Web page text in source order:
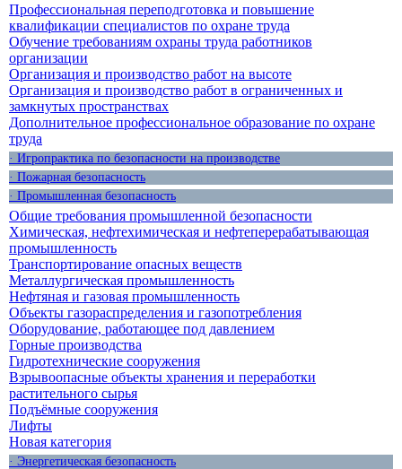
Профессиональная переподготовка и повышение
квалификации специалистов по охране труда
Обучение требованиям охраны труда работников
организации
Организация и производство работ на высоте
Организация и производство работ в ограниченных и
замкнутых пространствах
Дополнительное профессиональное образование по охране
труда
· Игропрактика по безопасности на производстве
· Пожарная безопасность
· Промышленная безопасность
Общие требования промышленной безопасности
Химическая, нефтехимическая и нефтеперерабатывающая
промышленность
Транспортирование опасных веществ
Металлургическая промышленность
Нефтяная и газовая промышленность
Объекты газораспределения и газопотребления
Оборудование, работающее под давлением
Горные производства
Гидротехнические сооружения
Взрывоопасные объекты хранения и переработки
растительного сырья
Подъёмные сооружения
Лифты
Новая категория
· Энергетическая безопасность